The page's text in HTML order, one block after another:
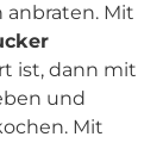
anbraten. Mit
ist, dann mit
und
Mit